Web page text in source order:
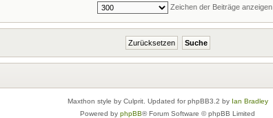
Zeichen der Beiträge anzeigen
Maxthon style by Culprit. Updated for phpBB3.2 by Ian Bradley
Powered by phpBB® Forum Software © phpBB Limited